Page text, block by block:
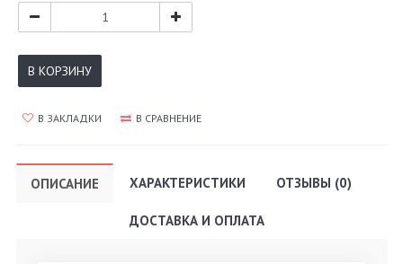
В КОРЗИНУ
В ЗАКЛАДКИ В СРАВНЕНИЕ
ОПИСАНИЕ ХАРАКТЕРИСТИКИ ОТЗЫВЫ (0)
ДОСТАВКА И ОПЛАТА